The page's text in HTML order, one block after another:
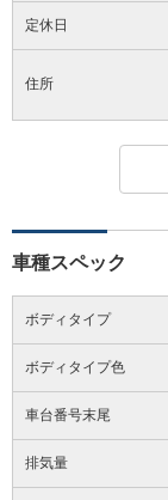
定休日
住所
車種スペック
ボディタイプ
ボディタイプ色
車台番号末尾
排気量